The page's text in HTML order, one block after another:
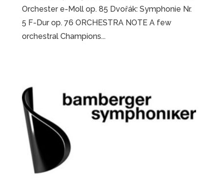
Orchester e-Moll op. 85 Dvořák: Symphonie Nr.
5 F-Dur op. 76 ORCHESTRA NOTE A few
orchestral Champions...